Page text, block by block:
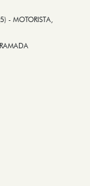
- MOTORISTA,